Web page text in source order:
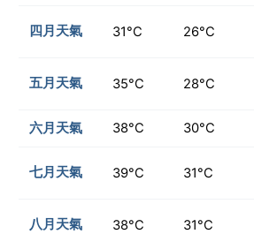
四月天氣 31°C 26°C
五月天氣 35°C 28°C
六月天氣 38°C 30°C
七月天氣 39°C 31°C
八月天氣 38°C 31°C